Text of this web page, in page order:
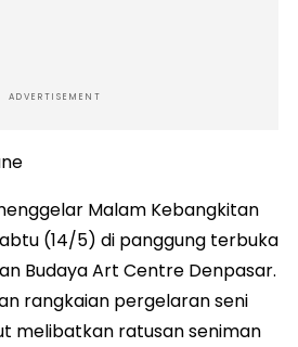
ADVERTISEMENT
Malam Kebangkitan
(14/5) di panggung terbuka
Budaya Art Centre Denpasar.
rangkaian pergelaran seni
melibatkan ratusan seniman